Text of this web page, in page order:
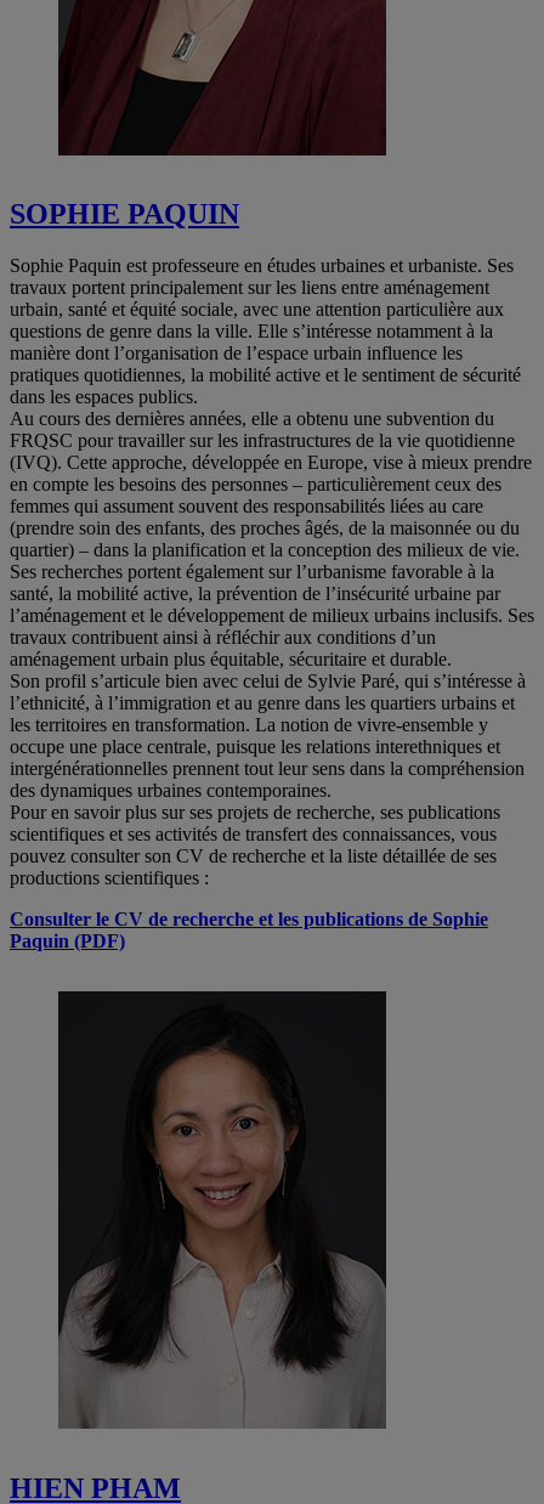
SOPHIE PAQUIN
Sophie Paquin est professeure en études urbaines et urbaniste. Ses
travaux portent principalement sur les liens entre aménagement
urbain, santé et équité sociale, avec une attention particulière aux
questions de genre dans la ville. Elle s’intéresse notamment à la
manière dont l’organisation de l’espace urbain influence les
pratiques quotidiennes, la mobilité active et le sentiment de sécurité
dans les espaces publics.
Au cours des dernières années, elle a obtenu une subvention du
FRQSC pour travailler sur les infrastructures de la vie quotidienne
(IVQ). Cette approche, développée en Europe, vise à mieux prendre
en compte les besoins des personnes – particulièrement ceux des
femmes qui assument souvent des responsabilités liées au care
(prendre soin des enfants, des proches âgés, de la maisonnée ou du
quartier) – dans la planification et la conception des milieux de vie.
Ses recherches portent également sur l’urbanisme favorable à la
santé, la mobilité active, la prévention de l’insécurité urbaine par
l’aménagement et le développement de milieux urbains inclusifs. Ses
travaux contribuent ainsi à réfléchir aux conditions d’un
aménagement urbain plus équitable, sécuritaire et durable.
Son profil s’articule bien avec celui de Sylvie Paré, qui s’intéresse à
l’ethnicité, à l’immigration et au genre dans les quartiers urbains et
les territoires en transformation. La notion de vivre-ensemble y
occupe une place centrale, puisque les relations interethniques et
intergénérationnelles prennent tout leur sens dans la compréhension
des dynamiques urbaines contemporaines.
Pour en savoir plus sur ses projets de recherche, ses publications
scientifiques et ses activités de transfert des connaissances, vous
pouvez consulter son CV de recherche et la liste détaillée de ses
productions scientifiques :
Consulter le CV de recherche et les publications de Sophie
Paquin (PDF)
HIEN PHAM